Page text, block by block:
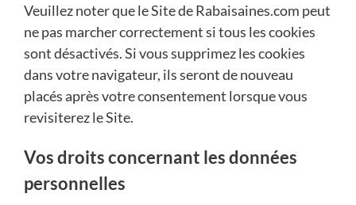
Veuillez noter que le Site de Rabaisaines.com peut
ne pas marcher correctement si tous les cookies
sont désactivés. Si vous supprimez les cookies
dans votre navigateur, ils seront de nouveau
placés après votre consentement lorsque vous
revisiterez le Site.
Vos droits concernant les données
personnelles